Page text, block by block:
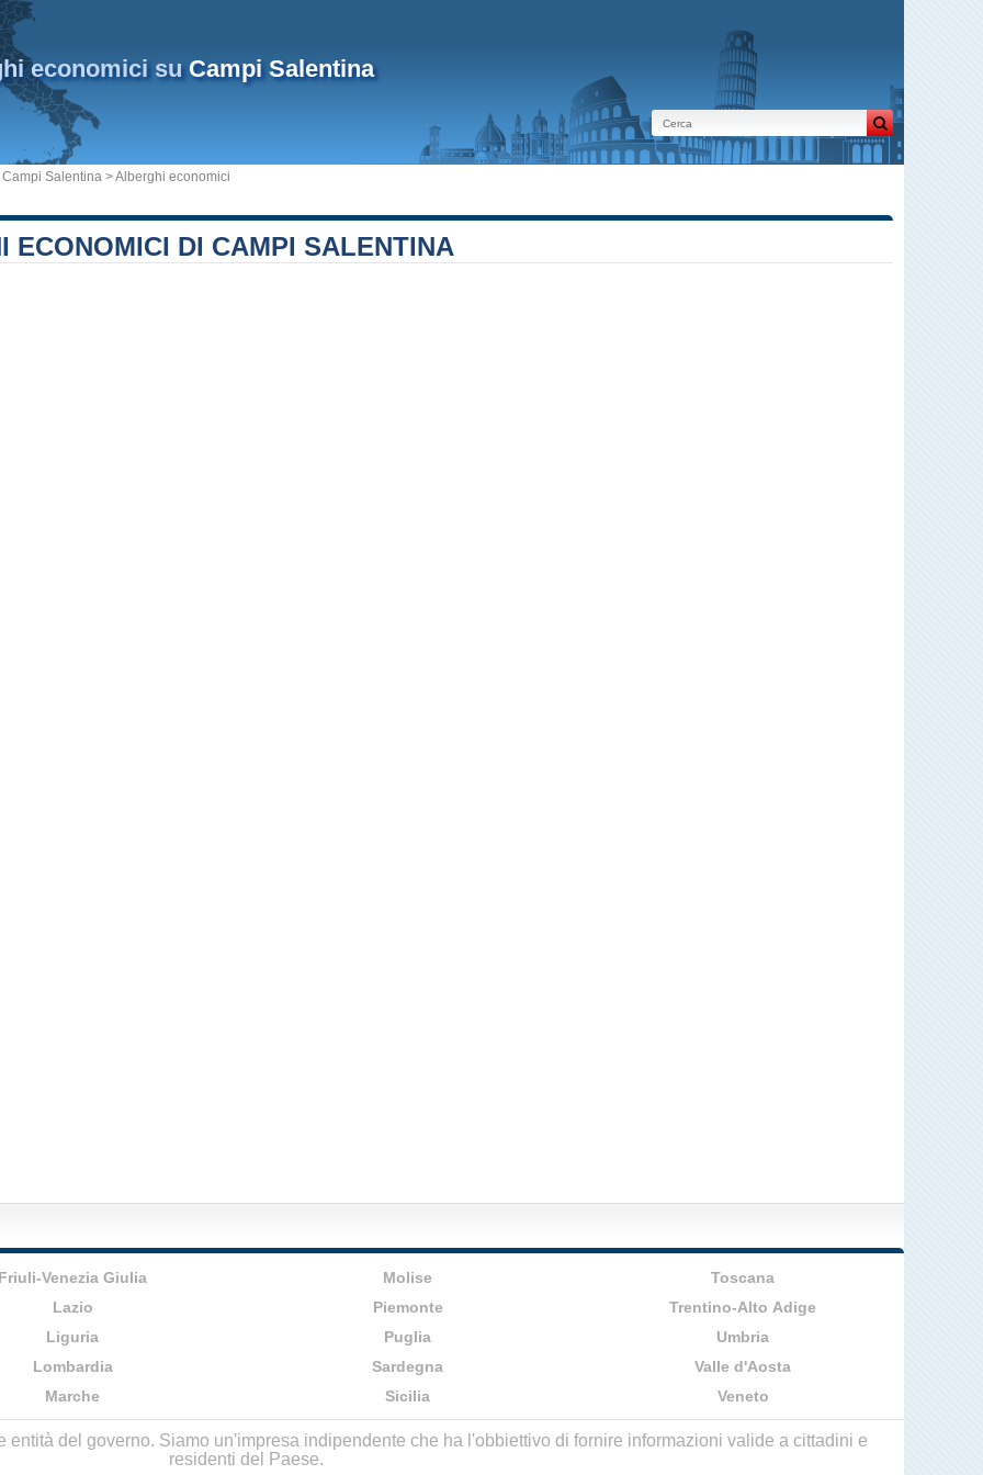
economici suCampi Salentina
Salentina > Alberghi economici
ECONOMICI DI CAMPI SALENTINA
Friuli-Venezia Giulia
Lazio
Liguria
Lombardia
Marche
Molise
Piemonte
Puglia
Sardegna
Sicilia
Toscana
Trentino-Alto Adige
Umbria
Valle d'Aosta
Veneto
entità del governo. Siamo un'impresa indipendente che ha l'obbiettivo di fornire informazioni valide a cittadini e
residenti del Paese.